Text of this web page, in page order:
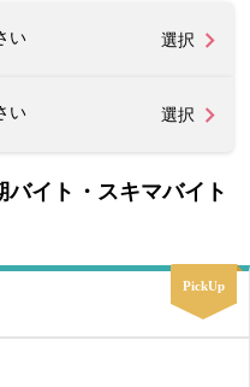
い 選択
い 選択
イト・スキマバイト
PickUp